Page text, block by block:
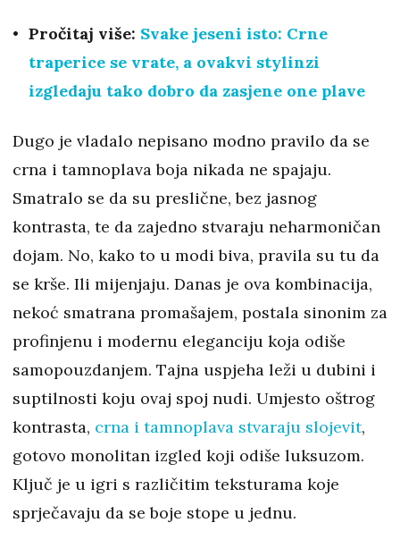
Pročitaj više: Svake jeseni isto: Crne
traperice se vrate, a ovakvi stylinzi
izgledaju tako dobro da zasjene one plave
Dugo je vladalo nepisano modno pravilo da se
crna i tamnoplava boja nikada ne spajaju.
Smatralo se da su preslične, bez jasnog
kontrasta, te da zajedno stvaraju neharmoničan
dojam. No, kako to u modi biva, pravila su tu da
se krše. Ili mijenjaju. Danas je ova kombinacija,
nekoć smatrana promašajem, postala sinonim za
profinjenu i modernu eleganciju koja odiše
samopouzdanjem. Tajna uspjeha leži u dubini i
suptilnosti koju ovaj spoj nudi. Umjesto oštrog
kontrasta, crna i tamnoplava stvaraju slojevit,
gotovo monolitan izgled koji odiše luksuzom.
Ključ je u igri s različitim teksturama koje
sprječavaju da se boje stope u jednu.